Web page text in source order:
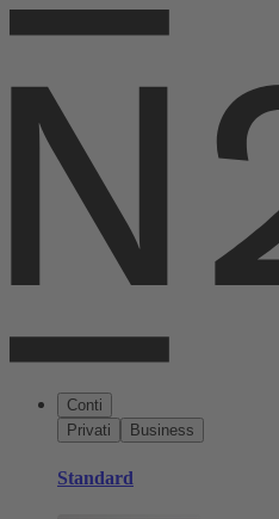
Conti
Privati
Business
Standard